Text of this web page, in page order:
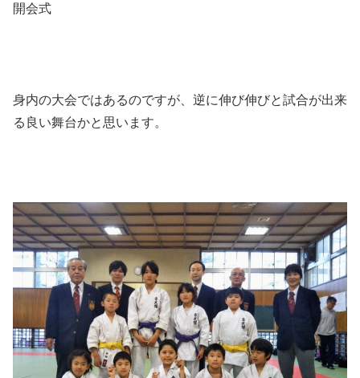
開会式
身内の大会ではあるのですが、逆に伸び伸びと試合が出来
る良い舞台かと思います。